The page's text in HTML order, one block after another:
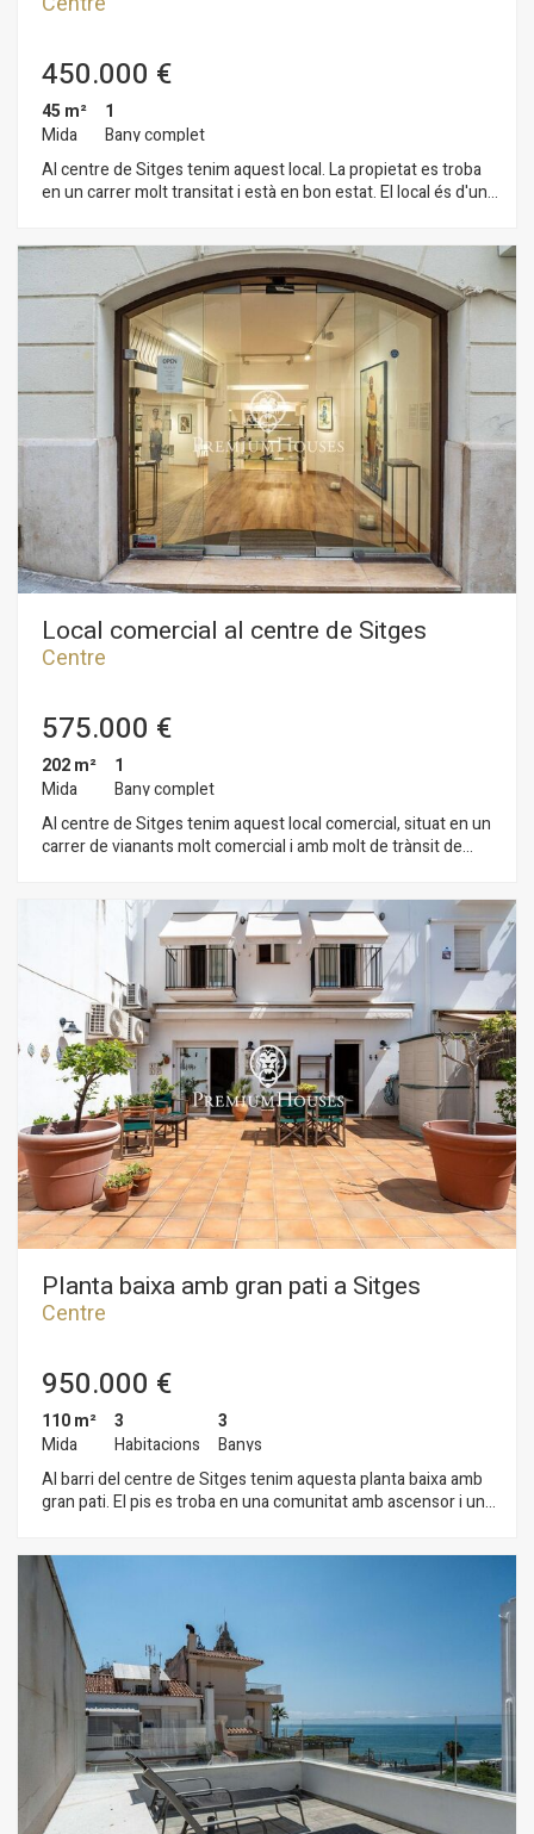
450.000 €
45 m²
Mida
1
Bany complet
Al centre de Sitges tenim aquest local. La propietat es troba
en un carrer molt transitat i està en bon estat. El local és d'una
emmagatzemar la mercaderia. El local està ubicat al centre de
Sitges un barri que es caracteritza per la seva ubicació pel
que fa a serveis essencials ia la platja.
Local comercial al centre de Sitges
Centre
575.000 €
202 m²
Mida
1
Bany complet
Al centre de Sitges tenim aquest local comercial, situat en un
carrer de vianants molt comercial i amb molt de trànsit de
poden vendre plegats o per separat, ja que són divisibles. El
local té 202m2 de superfície i es distribueix en dues plantes,
ambdues amb sortida directa a peu de carrer, sent la de baix la
més gran (135m2). La propietat també té un lavabo i una sala
que es fa servir com a magatzem. El local es troba al bell mig
de Sitges ia poca distància a peu del centre històric, un barri
que es caracteritza per la seva ubicació pel que fa a serveis
essencials i la proximitat a la platja.
Planta baixa amb gran pati a Sitges
Centre
950.000 €
110 m²
Mida
3
Habitacions
3
Banys
Al barri del centre de Sitges tenim aquesta planta baixa amb
gran pati. El pis es troba en una comunitat amb ascensor i un
on tenim un saló-menjador i una cuina independent. Des
d'ambdues estances s'accedeix a un pati gran. Un lavabo de
cortesia completa la planta. A la primera planta hi ha la zona
de nit on tenim tres habitacions dobles, una és en suite amb
sortida a un balcó i les altres també. Tots els dormitoris tenen
armaris de paret. Un bany complet dóna servei a les altres
habitacions. A la mateixa planta hi ha una galeria on es troba la
bugaderia. L'habitatge se situa al barri del Centre de Sitges.
Aquest barri es caracteritza per tenir tots els serveis i la platja
a tir de pedra. El centre de Sitges compta amb moltíssima vida
durant tot l´any per gaudir de totes les festivitats d´aquesta
localitat.